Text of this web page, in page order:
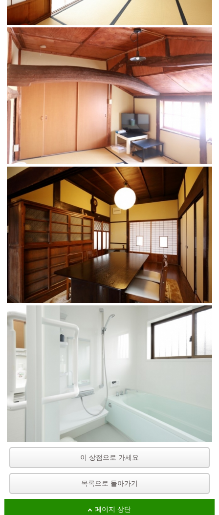
이 상점으로 가세요
목록으로 돌아가기
페이지 상단